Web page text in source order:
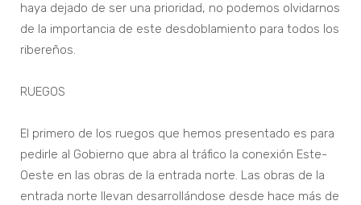
haya dejado de ser una prioridad, no podemos olvidarnos
de la importancia de este desdoblamiento para todos los
ribereños.
RUEGOS
El primero de los ruegos que hemos presentado es para
pedirle al Gobierno que abra al tráfico la conexión Este-
Oeste en las obras de la entrada norte. Las obras de la
entrada norte llevan desarrollándose desde hace más de